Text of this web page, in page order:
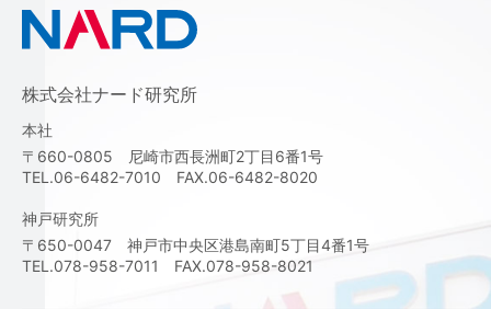
株式会社ナード研究所
本社
〒660-0805 尼崎市西長洲町2丁目6番1号
TEL.06-6482-7010 FAX.06-6482-8020
神戸研究所
〒650-0047 神戸市中央区港島南町5丁目4番1号
TEL.078-958-7011 FAX.078-958-8021